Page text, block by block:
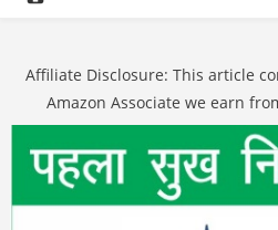
Affiliate Disclosure: This article
Amazon Associate we earn